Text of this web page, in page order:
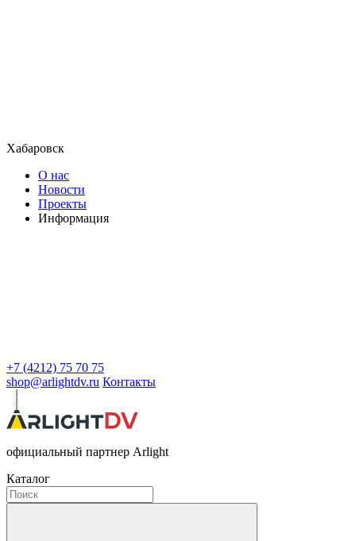
Хабаровск
О нас
Новости
Проекты
Информация
+7 (4212) 75 70 75
shop@arlightdv.ru Контакты
официальный партнер Arlight
Каталог